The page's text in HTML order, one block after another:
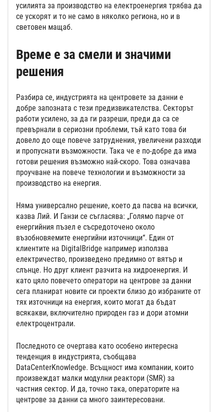
усилията за производство на електроенергия трябва да
се ускорят и то не само в няколко региона, но и в
световен мащаб.
Време е за смели и значими
решения
Разбира се, индустрията на центровете за данни е
добре запозната с тези предизвикателства. Секторът
работи усилено, за да ги разреши, преди да са се
превърнали в сериозни проблеми, тъй като това би
довело до още повече затруднения, увеличени разходи
и пропуснати възможности. Така че е по-добре да има
готови решения възможно най-скоро. Това означава
проучване на повече технологии и възможности за
производство на енергия.
Няма универсално решение, което да пасва на всички,
казва Лий. И Ганзи се съгласява: „Голямо парче от
енергийния пъзел е съсредоточено около
възобновяемите енергийни източници“. Един от
клиентите на DigitalBridge например използва
електричество, произведено предимно от вятър и
слънце. Но друг клиент разчита на хидроенергия. И
като цяло повечето оператори на центрове за данни
сега планират новите си проекти близо до избраните от
тях източници на енергия, които могат да бъдат
всякакви, включително природен газ и дори атомни
електроцентрали.
Последното се очертава като особено интересна
тенденция в индустрията, съобщава
DataCenterKnowledge. Всъщност има компании, които
произвеждат малки модулни реактори (SMR) за
частния сектор. И да, точно така, операторите на
центрове за данни са много заинтересовани.